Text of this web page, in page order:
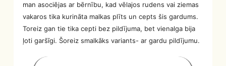
man asociējas ar bērnību, kad vēlajos rudens vai ziemas
vakaros tika kurināta malkas plīts un cepts šis gardums.
Toreiz gan tie tika cepti bez pildījuma, bet vienalga bija
ļoti garšīgi. Šoreiz smalkāks variants- ar gardu pildījumu.